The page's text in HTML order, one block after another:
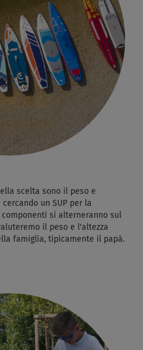
scelta sono il peso e
un SUP per la
si alterneranno sul
il peso e l'altezza
famiglia, tipicamente il papà.